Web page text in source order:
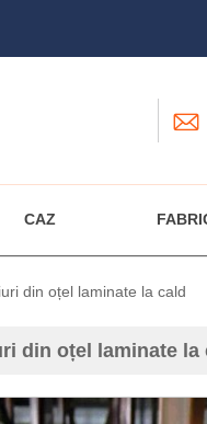

CAZ
din oțel laminate la cald
din oțel laminate la